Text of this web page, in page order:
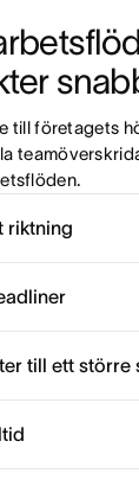
till företagets
riktning
att
till ett större